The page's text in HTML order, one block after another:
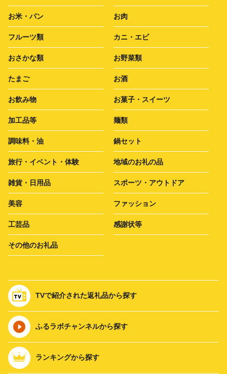
お米・パン お肉
フルーツ類 カニ・エビ
おさかな類 お野菜類
たまご お酒
お飲み物 お菓子・スイーツ
加工品等 麺類
調味料・油 鍋セット
旅行・イベント・体験 地域のお礼の品
雑貨・日用品 スポーツ・アウトドア
美容 ファッション
工芸品 感謝状等
その他のお礼品
TVで紹介された返礼品から探す
ふるラボチャンネルから探す
ランキングから探す